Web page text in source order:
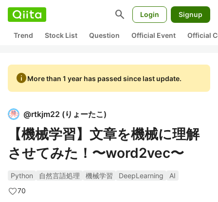
search Login Signup
Trend Stock List Question Official Event Official
infoMore than 1 year has passed since last update.
@rtkjm22 (りょーたこ)
【機械学習】文章を機械に理解
させてみた！〜word2vec〜
Python 自然言語処理 機械学習 DeepLearning
AI
70